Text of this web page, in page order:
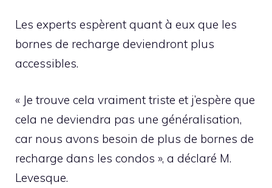
Les experts espèrent quant à eux que les
bornes de recharge deviendront plus
accessibles.
« Je trouve cela vraiment triste et j’espère que
cela ne deviendra pas une généralisation,
car nous avons besoin de plus de bornes de
recharge dans les condos », a déclaré M.
Levesque.